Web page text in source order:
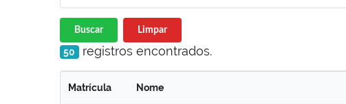
Buscar Limpar
50 registros encontrados.
Matrícula Nome